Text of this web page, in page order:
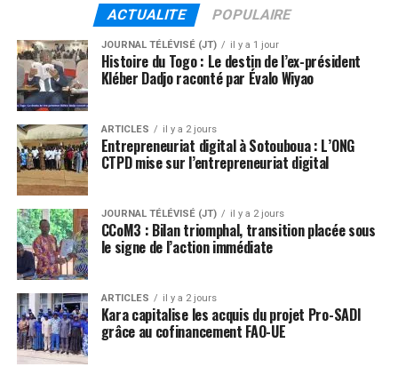
ACTUALITE POPULAIRE
JOURNAL TÉLÉVISÉ (JT) il y a 1 jour
Histoire du Togo : Le destin de l’ex-président
Kléber Dadjo raconté par Évalo Wiyao
ARTICLES il y a 2 jours
Entrepreneuriat digital à Sotouboua : L’ONG
CTPD mise sur l’entrepreneuriat digital
JOURNAL TÉLÉVISÉ (JT) il y a 2 jours
CCoM3 : Bilan triomphal, transition placée sous
le signe de l’action immédiate
ARTICLES il y a 2 jours
Kara capitalise les acquis du projet Pro-SADI
grâce au cofinancement FAO-UE